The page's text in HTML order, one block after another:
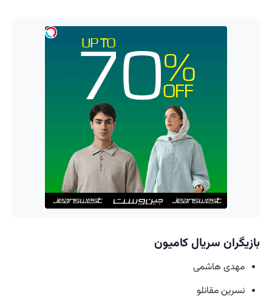
بازیگران سریال کامیون
مهدی هاشمی
نسرین مقانلو